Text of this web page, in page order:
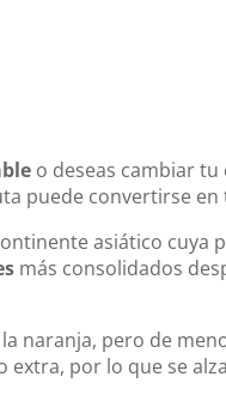
o deseas cambiar
puede convertirse
asiático cuya
más consolidados
naranja, pero de
por lo que se